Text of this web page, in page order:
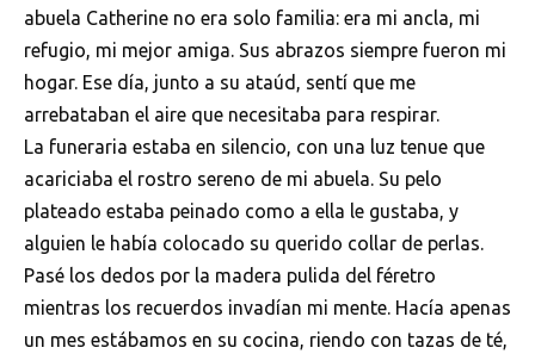
abuela Catherine no era solo familia: era mi ancla, mi
refugio, mi mejor amiga. Sus abrazos siempre fueron mi
hogar. Ese día, junto a su ataúd, sentí que me
arrebataban el aire que necesitaba para respirar.
La funeraria estaba en silencio, con una luz tenue que
acariciaba el rostro sereno de mi abuela. Su pelo
plateado estaba peinado como a ella le gustaba, y
alguien le había colocado su querido collar de perlas.
Pasé los dedos por la madera pulida del féretro
mientras los recuerdos invadían mi mente. Hacía apenas
un mes estábamos en su cocina, riendo con tazas de té,